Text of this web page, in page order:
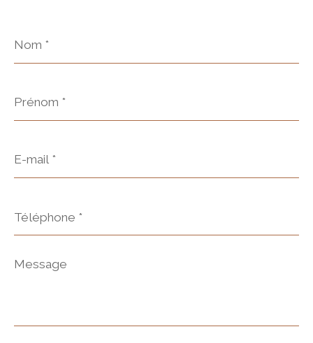
*
*
mail
*
*
Message
*